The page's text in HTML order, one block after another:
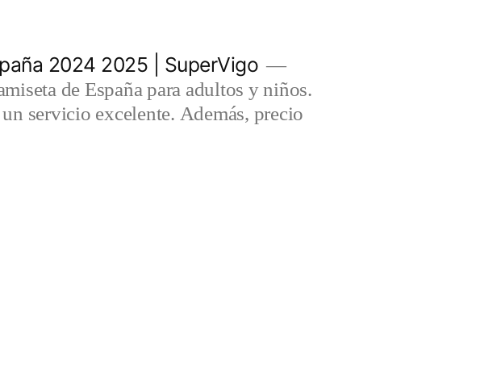
2024 2025 | SuperVigo
de España para adultos y niños.
servicio excelente. Además, precio